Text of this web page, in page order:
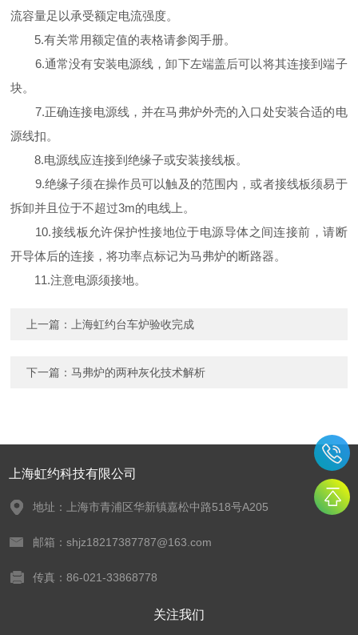
流容量足以承受额定电流强度。
5.有关常用额定值的表格请参阅手册。
6.通常没有安装电源线，卸下左端盖后可以将其连接到端子
块。
7.正确连接电源线，并在马弗炉外壳的入口处安装合适的电
源线扣。
8.电源线应连接到绝缘子或安装接线板。
9.绝缘子须在操作员可以触及的范围内，或者接线板须易于
拆卸并且位于不超过3m的电线上。
10.接线板允许保护性接地位于电源导体之间连接前，请断
开导体后的连接，将功率点标记为马弗炉的断路器。
11.注意电源须接地。
上一篇： 上海虹约台车炉验收完成
下一篇：马弗炉的两种灰化技术解析
上海虹约科技有限公司
地址：上海市青浦区华新镇嘉松中路518号A205
邮箱：shjz18217387787@163.com
传真：86-021-33868778
关注我们